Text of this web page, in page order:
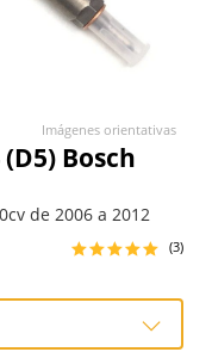
Bosch
de 2006 a 2012
(3)
Imágenes orientativas